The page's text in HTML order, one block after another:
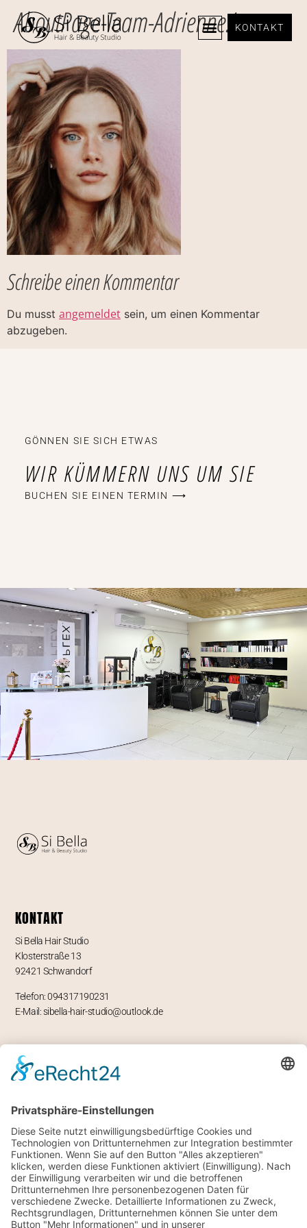
KONTAKT
AboutPage-Team-Adrienne.jpg
Schreibe einen Kommentar
Du musst angemeldet sein, um einen Kommentar
abzugeben.
GÖNNEN SIE SICH ETWAS
WIR KÜMMERN UNS UM SIE
BUCHEN SIE EINEN TERMIN ⟶
KONTAKT
Si Bella Hair Studio
Klosterstraße 13
92421 Schwandorf
Telefon: 094317190231
E-Mail: sibella-hair-studio@outlook.de
ÖFFNUNGSZEITEN
Sa 8 bis 14 Uhr
RECHTLICHES
Impressum
Datenschutz